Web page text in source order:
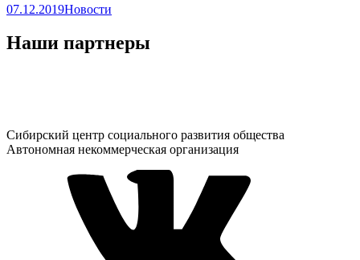
07.12.2019Новости
Наши партнеры
Сибирский центр социального развития общества
Автономная некоммерческая организация